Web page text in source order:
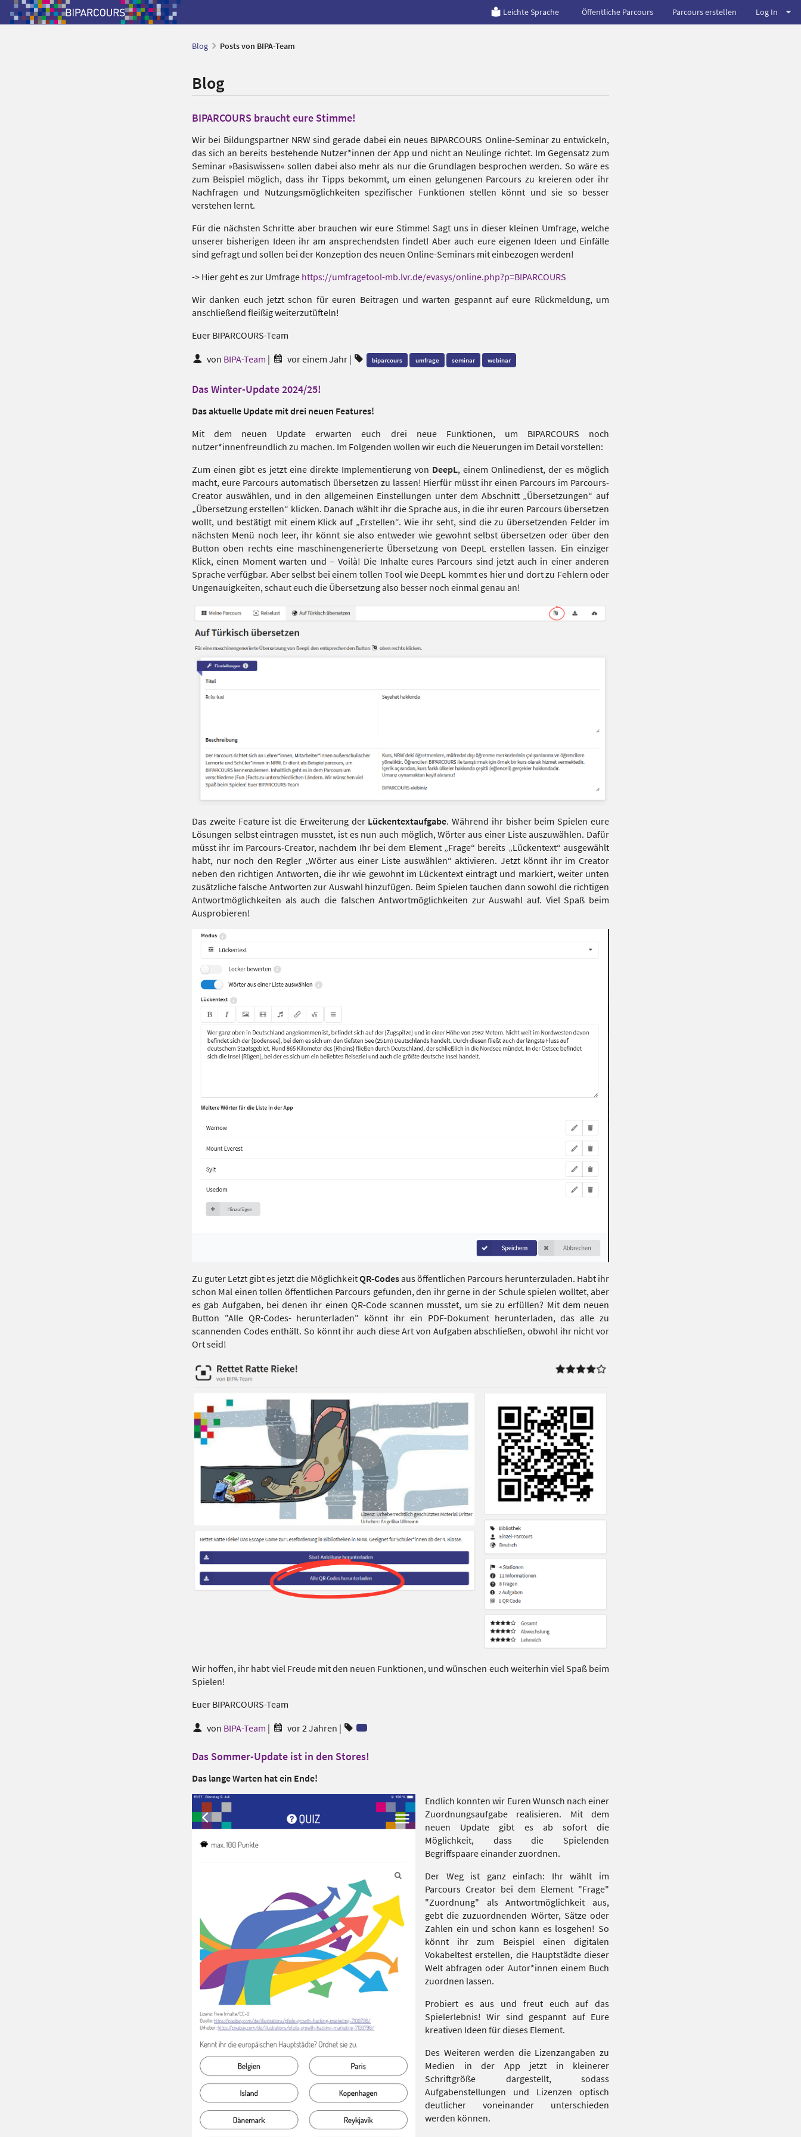
Leichte Sprache Öffentliche Parcours Parcours erstellen Log In
Blog Posts von BIPA-Team
Blog
BIPARCOURS braucht eure Stimme!
Wir bei Bildungspartner NRW sind gerade dabei ein neues BIPARCOURS Online-Seminar zu entwickeln,
das sich an bereits bestehende Nutzer*innen der App und nicht an Neulinge richtet. Im Gegensatz zum
Seminar »Basiswissen« sollen dabei also mehr als nur die Grundlagen besprochen werden. So wäre es
zum Beispiel möglich, dass ihr Tipps bekommt, um einen gelungenen Parcours zu kreieren oder ihr
Nachfragen und Nutzungsmöglichkeiten spezifischer Funktionen stellen könnt und sie so besser
verstehen lernt.
Für die nächsten Schritte aber brauchen wir eure Stimme! Sagt uns in dieser kleinen Umfrage, welche
unserer bisherigen Ideen ihr am ansprechendsten findet! Aber auch eure eigenen Ideen und Einfälle
sind gefragt und sollen bei der Konzeption des neuen Online-Seminars mit einbezogen werden!
-> Hier geht es zur Umfrage https://umfragetool-mb.lvr.de/evasys/online.php?p=BIPARCOURS
Wir danken euch jetzt schon für euren Beitragen und warten gespannt auf eure Rückmeldung, um
anschließend fleißig weiterzutüfteln!
Euer BIPARCOURS-Team
von BIPA-Team | vor einem Jahr| biparcours umfrage seminar webinar
Das Winter-Update 2024/25!
Das aktuelle Update mit drei neuen Features!
Mit dem neuen Update erwarten euch drei neue Funktionen, um BIPARCOURS noch
nutzer*innenfreundlich zu machen. Im Folgenden wollen wir euch die Neuerungen im Detail vorstellen:
Zum einen gibt es jetzt eine direkte Implementierung von DeepL, einem Onlinedienst, der es möglich
macht, eure Parcours automatisch übersetzen zu lassen! Hierfür müsst ihr einen Parcours im Parcours-
Creator auswählen, und in den allgemeinen Einstellungen unter dem Abschnitt „Übersetzungen“ auf
„Übersetzung erstellen“ klicken. Danach wählt ihr die Sprache aus, in die ihr euren Parcours übersetzen
wollt, und bestätigt mit einem Klick auf „Erstellen“. Wie ihr seht, sind die zu übersetzenden Felder im
nächsten Menü noch leer, ihr könnt sie also entweder wie gewohnt selbst übersetzen oder über den
Button oben rechts eine maschinengenerierte Übersetzung von DeepL erstellen lassen. Ein einziger
Klick, einen Moment warten und – Voilà! Die Inhalte eures Parcours sind jetzt auch in einer anderen
Sprache verfügbar. Aber selbst bei einem tollen Tool wie DeepL kommt es hier und dort zu Fehlern oder
Ungenauigkeiten, schaut euch die Übersetzung also besser noch einmal genau an!
Das zweite Feature ist die Erweiterung der Lückentextaufgabe. Während ihr bisher beim Spielen eure
Lösungen selbst eintragen musstet, ist es nun auch möglich, Wörter aus einer Liste auszuwählen. Dafür
müsst ihr im Parcours-Creator, nachdem Ihr bei dem Element „Frage“ bereits „Lückentext“ ausgewählt
habt, nur noch den Regler „Wörter aus einer Liste auswählen“ aktivieren. Jetzt könnt ihr im Creator
neben den richtigen Antworten, die ihr wie gewohnt im Lückentext eintragt und markiert, weiter unten
zusätzliche falsche Antworten zur Auswahl hinzufügen. Beim Spielen tauchen dann sowohl die richtigen
Antwortmöglichkeiten als auch die falschen Antwortmöglichkeiten zur Auswahl auf. Viel Spaß beim
Ausprobieren!
Zu guter Letzt gibt es jetzt die MöglichkeitQR-Codesaus öffentlichen Parcours herunterzuladen. Habt ihr
schon Mal einen tollen öffentlichen Parcours gefunden, den ihr gerne in der Schule spielen wolltet, aber
es gab Aufgaben, bei denen ihr einen QR-Code scannen musstet, um sie zu erfüllen? Mit dem neuen
Button "Alle QR-Codes- herunterladen" könnt ihr ein PDF-Dokument herunterladen, das alle zu
scannenden Codes enthält. So könnt ihr auch diese Art von Aufgaben abschließen, obwohl ihr nicht vor
Ort seid!
Wir hoffen, ihr habt viel Freude mit den neuen Funktionen, und wünschen euch weiterhin viel Spaß beim
Spielen!
Euer BIPARCOURS-Team
von BIPA-Team | vor 2 Jahren |
Das Sommer-Update ist in den Stores!
Das lange Warten hat ein Ende!
Endlich konnten wir Euren Wunsch nach einer
Zuordnungsaufgabe realisieren. Mit dem
neuen Update gibt es ab sofort die
Möglichkeit, dass die Spielenden
Begriffspaare einander zuordnen.
Der Weg ist ganz einfach: Ihr wählt im
Parcours Creator bei dem Element "Frage"
"Zuordnung" als Antwortmöglichkeit aus,
gebt die zuzuordnenden Wörter, Sätze oder
Zahlen ein und schon kann es losgehen! So
könnt ihr zum Beispiel einen digitalen
Vokabeltest erstellen, die Hauptstädte dieser
Welt abfragen oder Autor*innen einem Buch
zuordnen lassen.
Probiert es aus und freut euch auf das
Spielerlebnis! Wir sind gespannt auf Eure
kreativen Ideen für dieses Element.
Des Weiteren werden die Lizenzangaben zu
Medien in der App jetzt in kleinerer
Schriftgröße dargestellt, sodass
Aufgabenstellungen und Lizenzen optisch
deutlicher voneinander unterschieden
werden können.